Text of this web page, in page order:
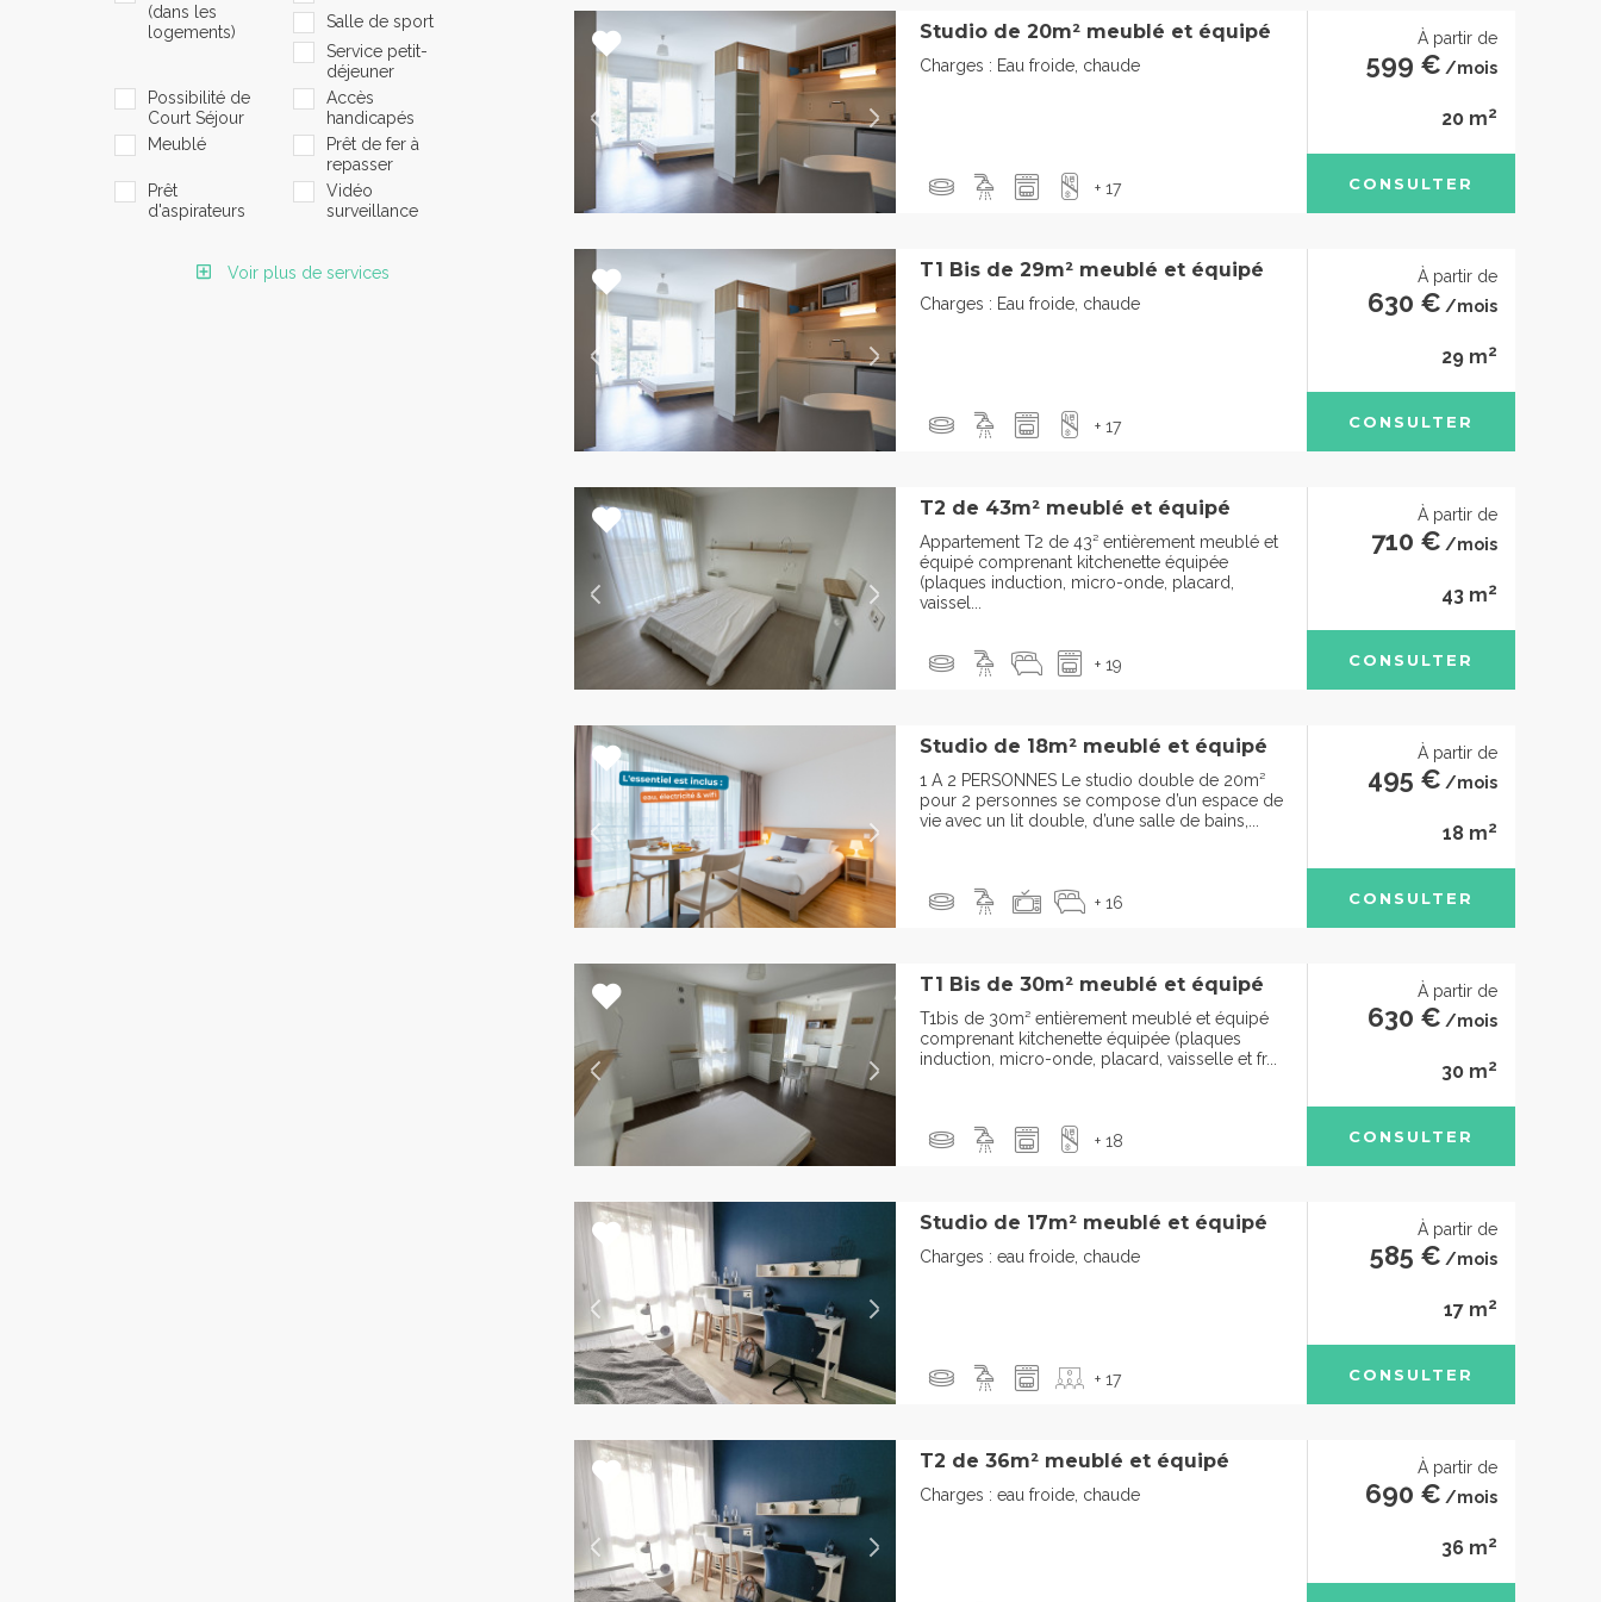
Studio de 20m² meublé et équipé
Charges : Eau froide, chaude
+ 17
À partir de
599 € /mois
20 m2
CONSULTER
T1 Bis de 29m² meublé et équipé
Charges : Eau froide, chaude
+ 17
À partir de
630 € /mois
29 m2
CONSULTER
T2 de 43m² meublé et équipé
Appartement T2 de 43² entièrement meublé et
équipé comprenant kitchenette équipée
(plaques induction, micro-onde, placard,
vaissel...
+ 19
À partir de
710 € /mois
43 m2
CONSULTER
Studio de 18m² meublé et équipé
1 A 2 PERSONNES Le studio double de 20m²
pour 2 personnes se compose d’un espace de
vie avec un lit double, d’une salle de bains,...
+ 16
À partir de
495 € /mois
18 m2
CONSULTER
T1 Bis de 30m² meublé et équipé
T1bis de 30m² entièrement meublé et équipé
comprenant kitchenette équipée (plaques
induction, micro-onde, placard, vaisselle et fr...
+ 18
À partir de
630 € /mois
30 m2
CONSULTER
Studio de 17m² meublé et équipé
Charges : eau froide, chaude
+ 17
À partir de
585 € /mois
17 m2
CONSULTER
T2 de 36m² meublé et équipé
Charges : eau froide, chaude
À partir de
690 € /mois
36 m2
(dans les
logements)
Salle de sport
Service petit-
déjeuner
Possibilité de
Court Séjour
Accès
handicapés
Meublé
Prêt de fer à
repasser
Prêt
d'aspirateurs
Vidéo
surveillance
Voir plus de services